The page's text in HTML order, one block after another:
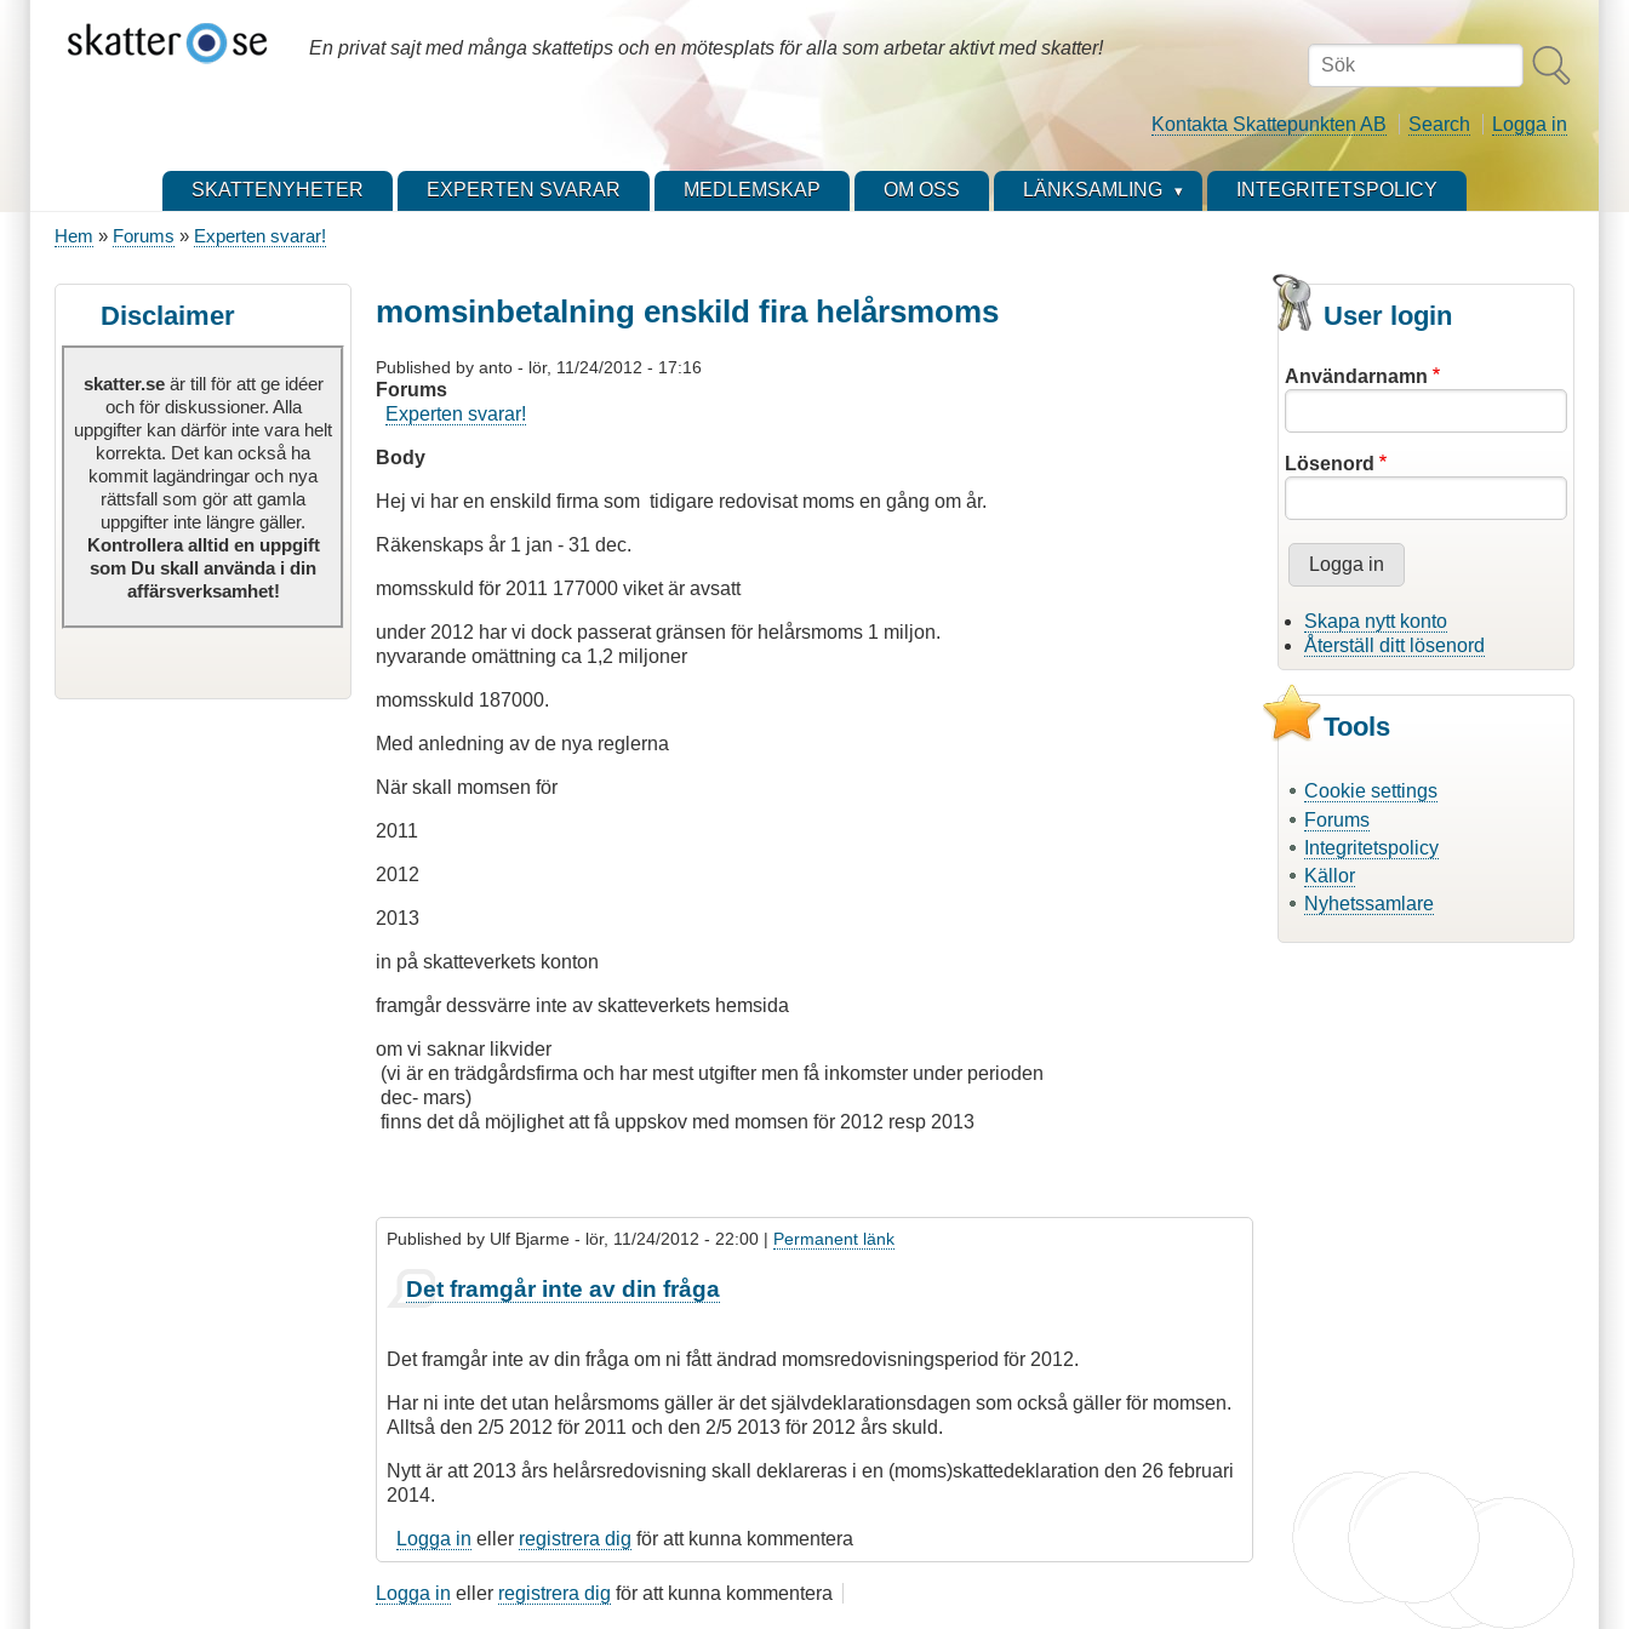
huvudinnehåll
Sök
Kontakta Skattepunkten AB Search Logga in
En privat sajt med många skattetips och en mötesplats för alla som arbetar aktivt med skatter!
SKATTENYHETER EXPERTEN SVARAR MEDLEMSKAP OM OSS LÄNKSAMLING INTEGRITETSPOLICY
Hem Forums Experten svarar!
Disclaimer
skatter.seär till för att ge idéer
och för diskussioner. Alla
uppgifter kan därför inte vara helt
korrekta. Det kan också ha
kommit lagändringar och nya
rättsfall som gör att gamla
uppgifter inte längre gäller.
Kontrollera alltid en uppgift
som Du skall använda i din
affärsverksamhet!
momsinbetalning enskild fira helårsmoms
Published byanto - lör, 11/24/2012 - 17:16
Forums
Experten svarar!
Body
Hej vi har en enskild firma som tidigare redovisat moms en gång om år.
Räkenskaps år 1 jan - 31 dec.
momsskuld för 2011 177000 viket är avsatt
under 2012 har vi dock passerat gränsen för helårsmoms 1 miljon.
nyvarande omättning ca 1,2 miljoner
momsskuld 187000.
Med anledning av de nya reglerna
När skall momsen för
2011
2012
2013
in på skatteverkets konton
framgår dessvärre inte av skatteverkets hemsida
om vi saknar likvider
(vi är en trädgårdsfirma och har mest utgifter men få inkomster under perioden
dec- mars)
finns det då möjlighet att få uppskov med momsen för 2012 resp 2013
Published by Ulf Bjarme - lör, 11/24/2012 - 22:00 | Permanent länk
Det framgår inte av din fråga
Det framgår inte av din fråga om ni fått ändrad momsredovisningsperiod för 2012.
Har ni inte det utan helårsmoms gäller är det självdeklarationsdagen som också gäller för momsen.
Alltså den 2/5 2012 för 2011 och den 2/5 2013 för 2012 års skuld.
Nytt är att 2013 års helårsredovisning skall deklareras i en (moms)skattedeklaration den 26 februari
2014.
Logga in eller registrera dig för att kunna kommentera
Logga in eller registrera dig för att kunna kommentera
User login
Användarnamn
Lösenord
Skapa nytt konto
Återställ ditt lösenord
Tools
Cookie settings
Forums
Integritetspolicy
Källor
Nyhetssamlare